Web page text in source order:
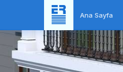
Ana Sayfa
Planı